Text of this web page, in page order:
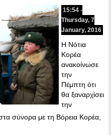
15:54 -
Thursday, 7
January, 2016
Η Νότια
Κορέα
ανακοίνωσε
την
Πέμπτη ότι
θα ξαναρχίσει
την
σύνορα με τη Βόρεια Κορέα,